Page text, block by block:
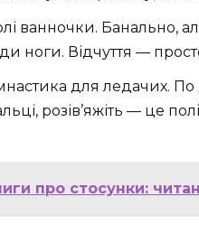
ванночки. Банально,
ноги. Відчуття —
для ледачих.
розів’яжіть — це
про стосунки: